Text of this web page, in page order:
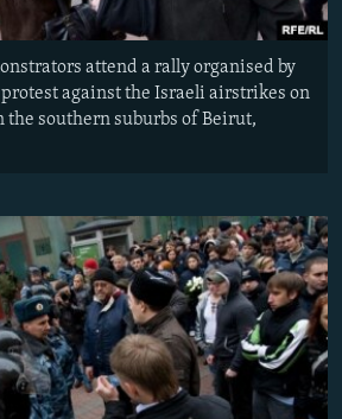
attend a rally organised by
against the Israeli airstrikes on
the southern suburbs of Beirut,